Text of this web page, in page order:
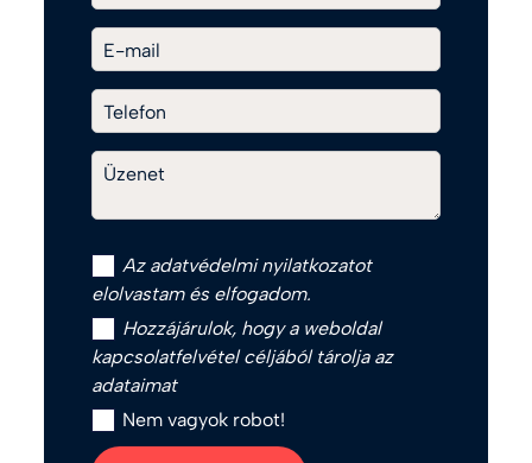
E-mail
Telefon
Üzenet
Az adatvédelmi nyilatkozatot
elolvastam és elfogadom.
Hozzájárulok, hogy a weboldal
kapcsolatfelvétel céljából tárolja az
adataimat
Nem vagyok robot!